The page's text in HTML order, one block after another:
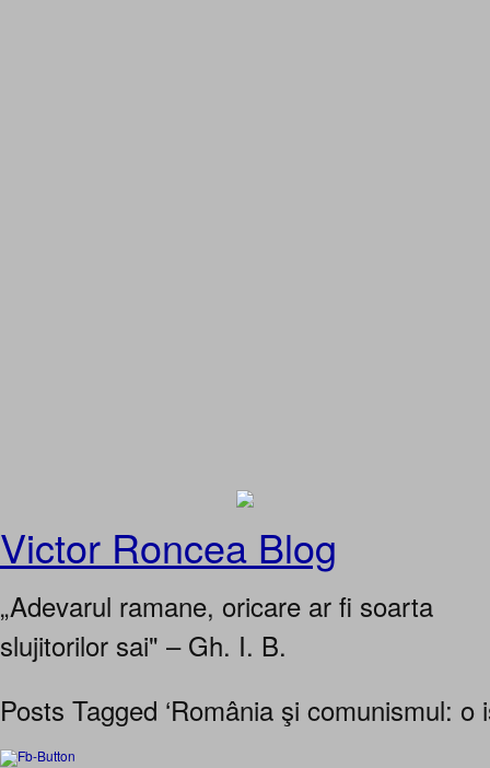
Victor Roncea Blog
„Adevarul ramane, oricare ar fi soarta
slujitorilor sai" – Gh. I. B.
Posts Tagged ‘România şi comunismul: o